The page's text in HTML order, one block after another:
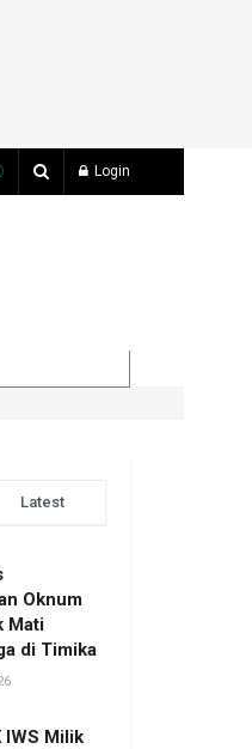
Login
Latest
Oknum
Mati
di Timika
IWS Milik